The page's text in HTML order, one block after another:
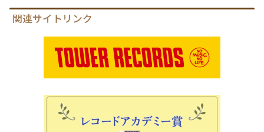
関連サイトリンク